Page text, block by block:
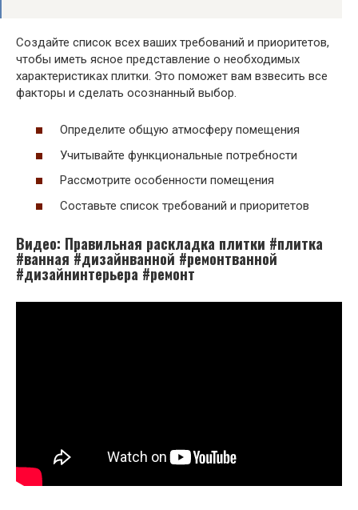
Создайте список всех ваших требований и приоритетов,
чтобы иметь ясное представление о необходимых
характеристиках плитки. Это поможет вам взвесить все
факторы и сделать осознанный выбор.
Определите общую атмосферу помещения
Учитывайте функциональные потребности
Рассмотрите особенности помещения
Составьте список требований и приоритетов
Видео: Правильная раскладка плитки #плитка
#ванная #дизайнванной #ремонтванной
#дизайнинтерьера #ремонт